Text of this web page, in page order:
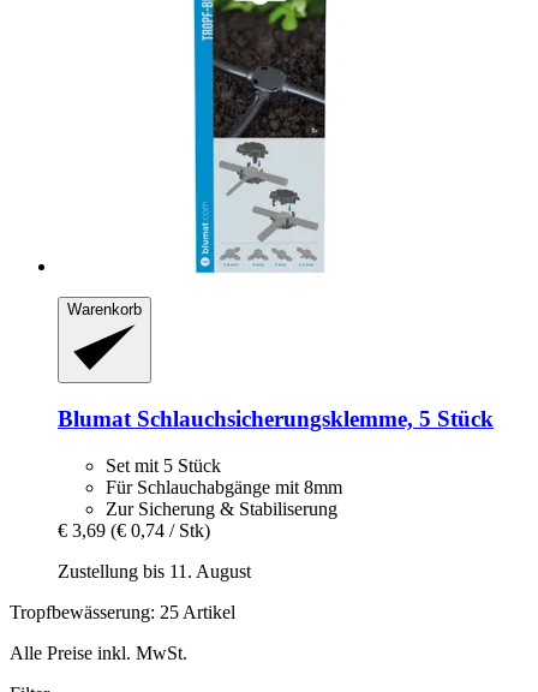
Warenkorb
Blumat Schlauchsicherungsklemme, 5 Stück
Set mit 5 Stück
Für Schlauchabgänge mit 8mm
Zur Sicherung & Stabiliserung
€ 3,69 (€ 0,74 / Stk)
Zustellung bis 11. August
Tropfbewässerung: 25 Artikel
Alle Preise inkl. MwSt.